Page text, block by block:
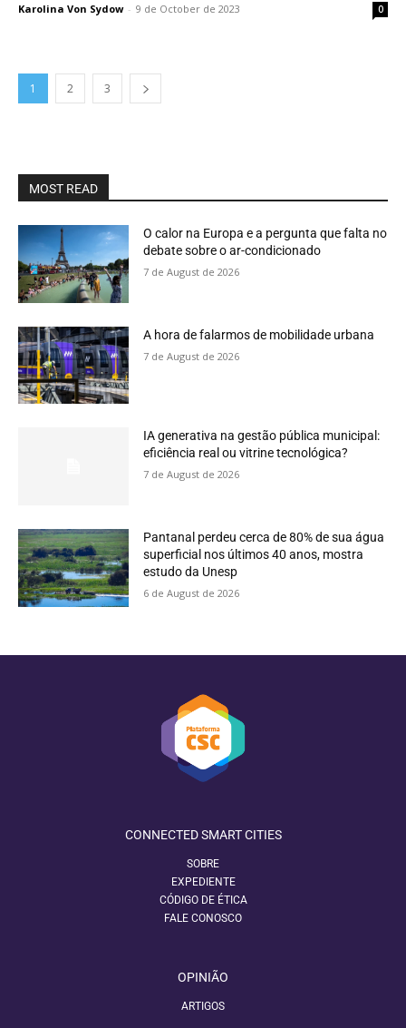
Karolina Von Sydow - 9 de October de 2023 0
1 2 3
MOST READ
O calor na Europa e a pergunta que falta no
debate sobre o ar-condicionado
7 de August de 2026
A hora de falarmos de mobilidade urbana
7 de August de 2026
IA generativa na gestão pública municipal:
eficiência real ou vitrine tecnológica?
7 de August de 2026
Pantanal perdeu cerca de 80% de sua água
superficial nos últimos 40 anos, mostra
estudo da Unesp
6 de August de 2026
CONNECTED SMART CITIES
SOBRE
EXPEDIENTE
CÓDIGO DE ÉTICA
FALE CONOSCO
OPINIÃO
ARTIGOS